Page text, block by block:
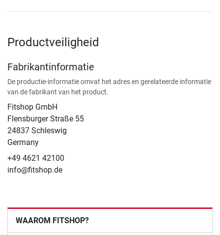
Productveiligheid
Fabrikantinformatie
De productie-informatie omvat het adres en gerelateerde informatie
van de fabrikant van het product.
Fitshop GmbH
Flensburger Straße 55
24837 Schleswig
Germany
+49 4621 42100
info@fitshop.de
WAAROM FITSHOP?